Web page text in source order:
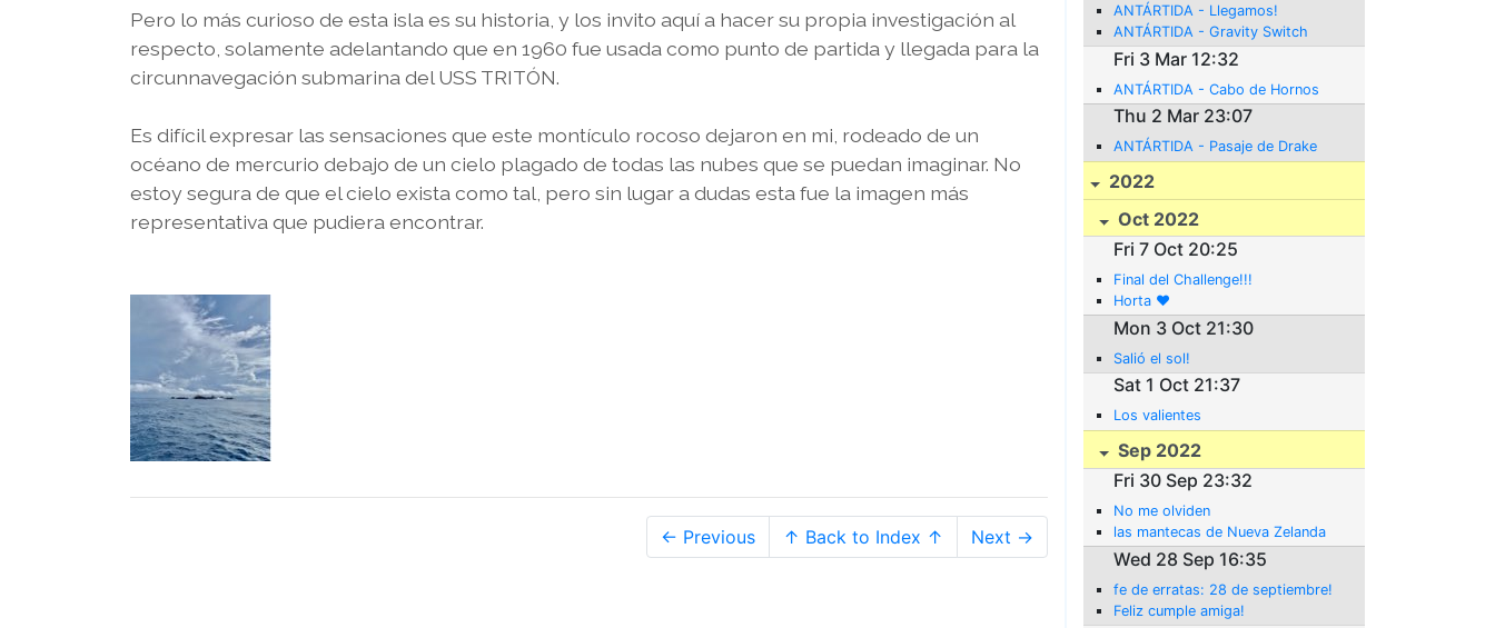
Pero lo más curioso de esta isla es su historia, y los invito aquí a hacer su propia investigación al
respecto, solamente adelantando que en 1960 fue usada como punto de partida y llegada para la
circunnavegación submarina del USS TRITÓN.
Es difícil expresar las sensaciones que este montículo rocoso dejaron en mi, rodeado de un
océano de mercurio debajo de un cielo plagado de todas las nubes que se puedan imaginar. No
estoy segura de que el cielo exista como tal, pero sin lugar a dudas esta fue la imagen más
representativa que pudiera encontrar.
← Previous ↑ Back to Index ↑ Next →
ANTÁRTIDA - Llegamos!
ANTÁRTIDA - Gravity Switch
Fri 3 Mar 12:32
ANTÁRTIDA - Cabo de Hornos
Thu 2 Mar 23:07
ANTÁRTIDA - Pasaje de Drake
2022
Oct 2022
Fri 7 Oct 20:25
Final del Challenge!!!
Horta ❤️
Mon 3 Oct 21:30
Salió el sol!
Sat 1 Oct 21:37
Los valientes
Sep 2022
Fri 30 Sep 23:32
No me olviden
las mantecas de Nueva Zelanda
Wed 28 Sep 16:35
fe de erratas: 28 de septiembre!
Feliz cumple amiga!